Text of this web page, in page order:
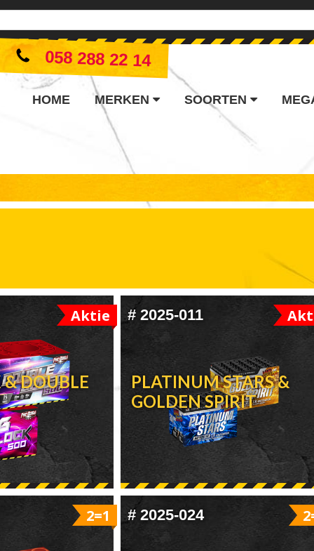
058 288 22 14
HOME MERKEN SOORTEN
Aktie
& DOUBLE
# 2025-011
PLATINUM STARS &
GOLDEN SPIRIT
2=1 # 2025-024